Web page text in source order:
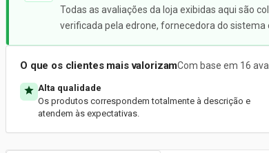
Todas as avaliações da loja exibidas aqui são
verificada pela edrone, fornecedora do sistema
O que os clientes mais valorizamCom base em 16
Alta qualidade
Os produtos correspondem totalmente à descrição e
atendem às expectativas.